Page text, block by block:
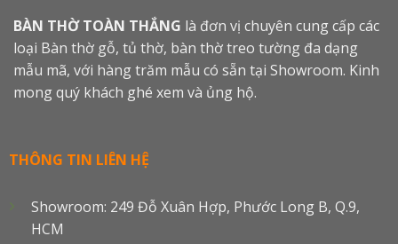
BÀN THỜ TOÀN THẮNG là đơn vị chuyên cung cấp các
loại Bàn thờ gỗ, tủ thờ, bàn thờ treo tường đa dạng
mẫu mã, với hàng trăm mẫu có sẵn tại Showroom. Kinh
mong quý khách ghé xem và ủng hộ.
THÔNG TIN LIÊN HỆ
Showroom: 249 Đỗ Xuân Hợp, Phước Long B, Q.9,
HCM